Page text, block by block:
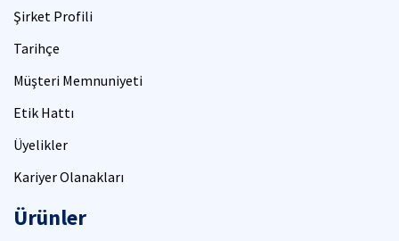
Şirket Profili
Tarihçe
Müşteri Memnuniyeti
Etik Hattı
Üyelikler
Kariyer Olanakları
Ürünler